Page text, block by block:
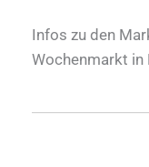
Infos zu den
Wochenmarkt in